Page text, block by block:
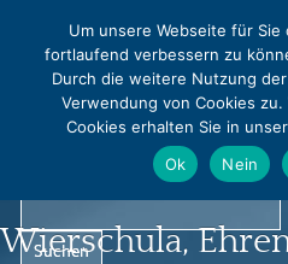
0331 - 240542
info@rapralat-
Norbert
Wierschula,
MENU
Um unsere Webseite für
fortlaufend verbessern zu
Durch die weitere Nutzung
Verwendung von Cookies
Cookies erhalten Sie in
Ok
Nein